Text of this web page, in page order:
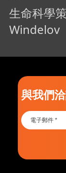
生命科學
Windelov
與我們